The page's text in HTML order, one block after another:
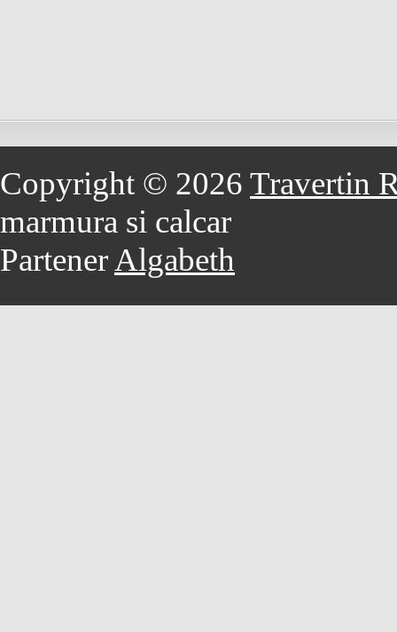
Copyright © 2026 Travertin
marmura si calcar
PartenerAlgabeth